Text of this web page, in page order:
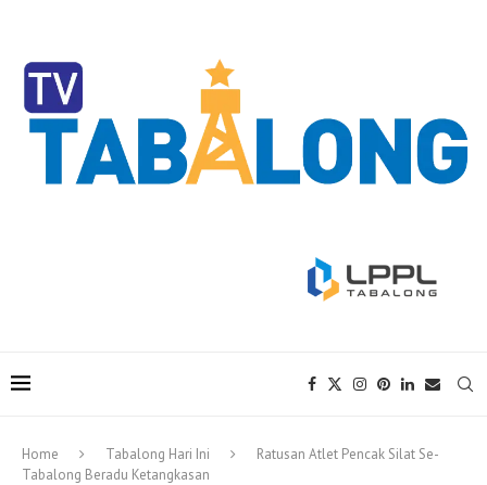
Home Tabalong Hari Ini
Ratusan Atlet Pencak Silat Se-
Tabalong Beradu Ketangkasan